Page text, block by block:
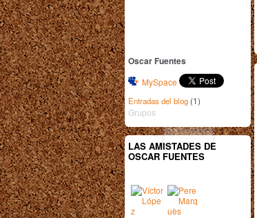
Oscar Fuentes
MySpace
Entradas del blog (1)
Grupos
LAS AMISTADES DE
OSCAR FUENTES